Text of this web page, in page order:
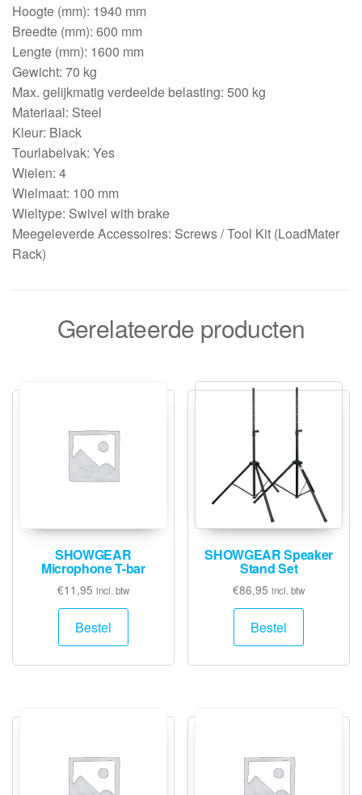
Hoogte (mm): 1940 mm
Breedte (mm): 600 mm
Lengte (mm): 1600 mm
Gewicht: 70 kg
Max. gelijkmatig verdeelde belasting: 500 kg
Materiaal: Steel
Kleur: Black
Tourlabelvak: Yes
Wielen: 4
Wielmaat: 100 mm
Wieltype: Swivel with brake
Meegeleverde Accessoires: Screws / Tool Kit (LoadMater
Rack)
Gerelateerde producten
SHOWGEAR
Microphone T-bar
€11,95 incl. btw
Bestel
SHOWGEAR Speaker
Stand Set
€86,95 incl. btw
Bestel